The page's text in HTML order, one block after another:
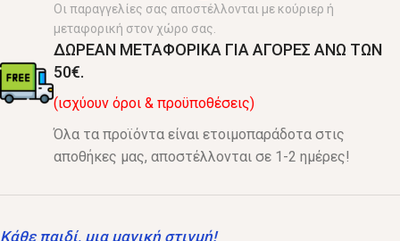
Οι παραγγελίες σας αποστέλλονται με κούριερ ή
μεταφορική στον χώρο σας.
ΔΩΡΕΑΝ ΜΕΤΑΦΟΡΙΚΑ ΓΙΑ ΑΓΟΡΕΣ ΑΝΩ ΤΩΝ
50€.
(ισχύουν όροι & προϋποθέσεις)
Όλα τα προϊόντα είναι ετοιμοπαράδοτα στις
αποθήκες μας, αποστέλλονται σε 1-2 ημέρες!
Κάθε παιδί, μια μαγική στιγμή!